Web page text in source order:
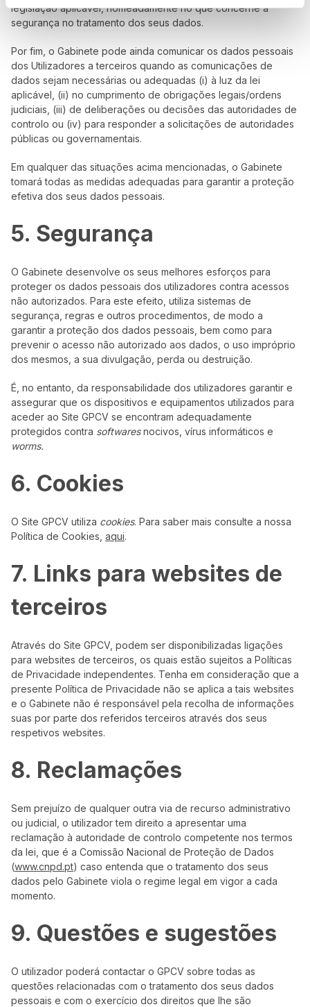
legislação aplicável, nomeadamente no que concerne à
segurança no tratamento dos seus dados.
Por fim, o Gabinete pode ainda comunicar os dados pessoais
dos Utilizadores a terceiros quando as comunicações de
dados sejam necessárias ou adequadas (i) à luz da lei
aplicável, (ii) no cumprimento de obrigações legais/ordens
judiciais, (iii) de deliberações ou decisões das autoridades de
controlo ou (iv) para responder a solicitações de autoridades
públicas ou governamentais.
Em qualquer das situações acima mencionadas, o Gabinete
tomará todas as medidas adequadas para garantir a proteção
efetiva dos seus dados pessoais.
5. Segurança
O Gabinete desenvolve os seus melhores esforços para
proteger os dados pessoais dos utilizadores contra acessos
não autorizados. Para este efeito, utiliza sistemas de
segurança, regras e outros procedimentos, de modo a
garantir a proteção dos dados pessoais, bem como para
prevenir o acesso não autorizado aos dados, o uso impróprio
dos mesmos, a sua divulgação, perda ou destruição.
É, no entanto, da responsabilidade dos utilizadores garantir e
assegurar que os dispositivos e equipamentos utilizados para
aceder ao Site GPCV se encontram adequadamente
protegidos contra softwaresnocivos, vírus informáticos e
worms.
6. Cookies
O Site GPCV utiliza cookies. Para saber mais consulte a nossa
Política de Cookies, aqui.
7. Links para websites de
terceiros
Através do Site GPCV, podem ser disponibilizadas ligações
para websites de terceiros, os quais estão sujeitos a Políticas
de Privacidade independentes. Tenha em consideração que a
presente Política de Privacidade não se aplica a tais websites
e o Gabinete não é responsável pela recolha de informações
suas por parte dos referidos terceiros através dos seus
respetivos websites.
8. Reclamações
Sem prejuízo de qualquer outra via de recurso administrativo
ou judicial, o utilizador tem direito a apresentar uma
reclamação à autoridade de controlo competente nos termos
da lei, que é a Comissão Nacional de Proteção de Dados
(www.cnpd.pt) caso entenda que o tratamento dos seus
dados pelo Gabinete viola o regime legal em vigor a cada
momento.
9. Questões e sugestões
O utilizador poderá contactar o GPCV sobre todas as
questões relacionadas com o tratamento dos seus dados
pessoais e com o exercício dos direitos que lhe são